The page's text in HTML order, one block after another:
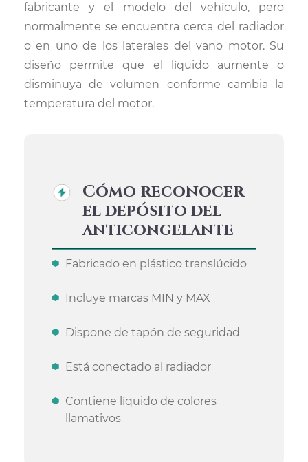
fabricante y el modelo del vehículo, pero
normalmente se encuentra cerca del radiador
o en uno de los laterales del vano motor. Su
diseño permite que el líquido aumente o
disminuya de volumen conforme cambia la
temperatura del motor.
Cómo reconocer
el depósito del
anticongelante
Fabricado en plástico translúcido
Incluye marcas MIN y MAX
Dispone de tapón de seguridad
Está conectado al radiador
Contiene líquido de colores
llamativos